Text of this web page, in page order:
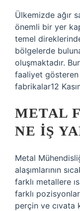
Ülkemizde ağır
önemli bir yer
temel
bölgelerde
oluşmaktadır.
faaliyet gösteren
fabrikalar12
METAL
NE IŞ
Metal
alaşımlarının
farklı metallere
farklı
perçin ve cıvata